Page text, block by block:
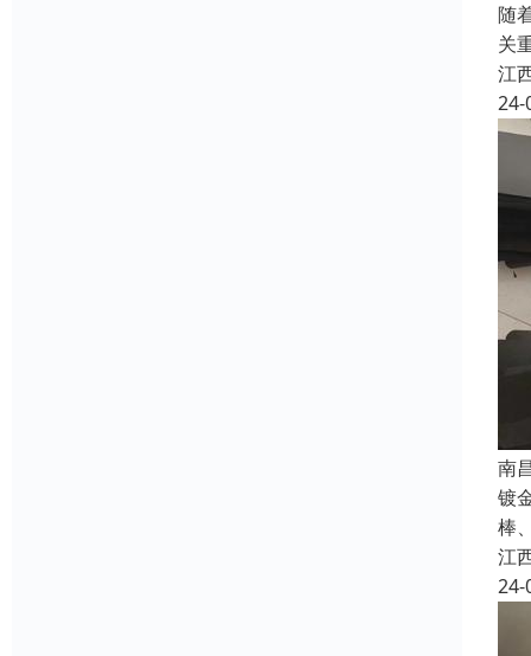
随
关
江
24-
南
镀
棒
江
24-